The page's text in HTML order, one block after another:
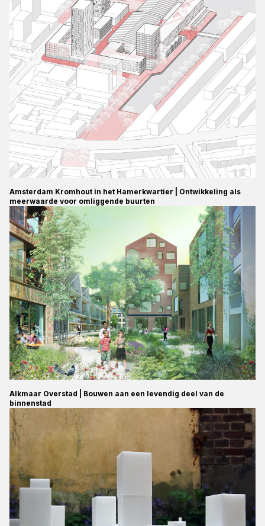
Amsterdam Kromhout in het Hamerkwartier | Ontwikkeling als
meerwaarde voor omliggende buurten
Alkmaar Overstad | Bouwen aan een levendig deel van de
binnenstad